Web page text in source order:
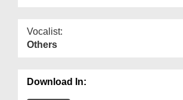
Vocalist:
Others
Download In: